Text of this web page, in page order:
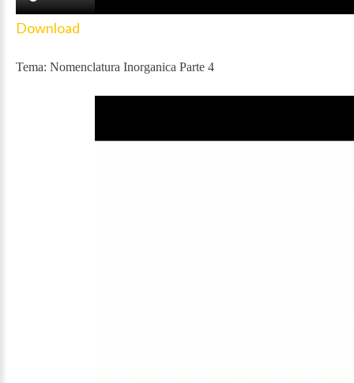
Download
Tema: Nomenclatura Inorganica Parte 4